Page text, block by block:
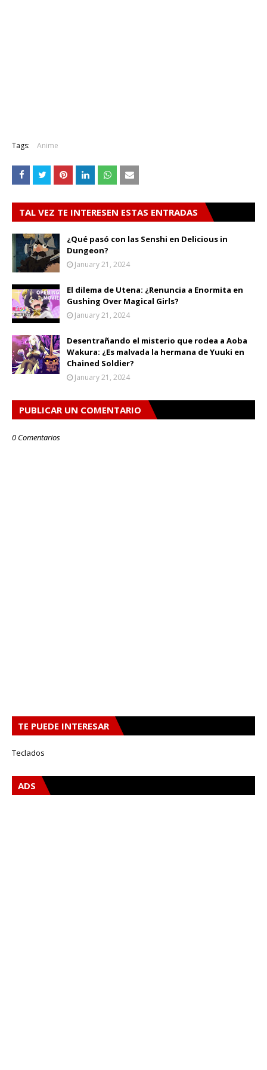
Tags: Anime
TAL VEZ TE INTERESEN ESTAS ENTRADAS
¿Qué pasó con las Senshi en Delicious in
Dungeon?
January 21, 2024
El dilema de Utena: ¿Renuncia a Enormita en
Gushing Over Magical Girls?
January 21, 2024
Desentrañando el misterio que rodea a Aoba
Wakura: ¿Es malvada la hermana de Yuuki en
Chained Soldier?
January 21, 2024
PUBLICAR UN COMENTARIO
0 Comentarios
TE PUEDE INTERESAR
Teclados
ADS